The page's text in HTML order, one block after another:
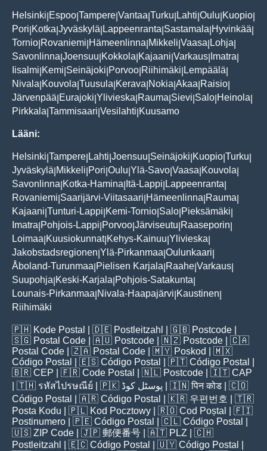
Helsinki Espoo Tampere Vantaa Turku Lahti Oulu Kuopio
Pori Kotka Jyväskylä Lappeenranta Sastamala Hyvinkää
Tornio Rovaniemi Hämeenlinna Mikkeli Vaasa Lohja
Savonlinna Joensuu Kokkola Kajaani Varkaus Imatra
Iisalmi Kemi Seinäjoki Porvoo Riihimäki Lempäälä
Nivala Kouvola Tuusula Kerava Nokia Akaa Raisio
Järvenpää Eurajoki Ylivieska Rauma Sievi Salo Heinola
Pirkkala Tammisaari Vesilahti Kuusamo
Lääni:
Helsinki Tampere Lahti Joensuu Seinäjoki Kuopio Turku
Jyväskylä Mikkeli Pori Oulu Ylä-Savo Vaasa Kouvola
Savonlinna Kotka-Hamina Itä-Lappi Lappeenranta
Rovaniemi Saarijärvi-Viitasaari Hämeenlinna Rauma
Kajaani Tunturi-Lappi Kemi-Tornio Salo Pieksämäki
Imatra Pohjois-Lappi Porvoo Järviseutu Raaseporin
Loimaa Kuusiokunnat| Kehys-Kainuu Ylivieska
Jakobstadsregionen Ylä-Pirkanmaa Oulunkaari
Åboland-Turunmaa Pielisen Karjala Raahe Varkaus
Suupohja Keski-Karjala Pohjois-Satakunta
Lounais-Pirkanmaa Nivala-Haapajärvi Kaustinen
Riihimäki
🇵🇭 Kode Postal | 🇩🇪 Postleitzahl | 🇬🇧 Postcode
🇸🇬 Postal Code | 🇦🇺 Postcode | 🇳🇿 Postcode | 🇨🇦
Postal Code | 🇿🇦 Postal Code | 🇲🇾 Poskod
| 🇲🇽
Código Postal
| 🇪🇸 Código Postal | 🇵🇹 Código Postal
🇧🇷 CEP | 🇫🇷 Code Postal | 🇳🇱 Postcode | 🇮🇹 CAP
| 🇹🇭 รหัสไปรษณีย์ | 🇵🇰 پوسٹل کوڈ | 🇮🇳पिन कोड | 🇨🇴
Código Postal
| 🇦🇷 Código Postal | 🇰🇷 우편번호
| 🇹🇷
Posta Kodu | 🇵🇱 Kod Pocztowy | 🇷🇴 Cod Poștal
| 🇫🇮
Postinumero | 🇵🇪 Código Postal | 🇨🇱 Código Postal
🇺🇸 ZIP Code | 🇯🇵 郵便番号 | 🇦🇹 PLZ | 🇨🇭
Postleitzahl
| 🇪🇨 Código Postal | 🇺🇾 Código Postal